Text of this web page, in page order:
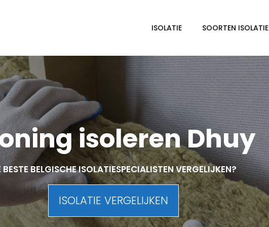
ISOLATIE SOORTEN ISOLATIE
isoleren Dhuy
BESTE BELGISCHE ISOLATIESPECIALISTEN VERGELIJKEN?
ISOLATIE VERGELIJKEN